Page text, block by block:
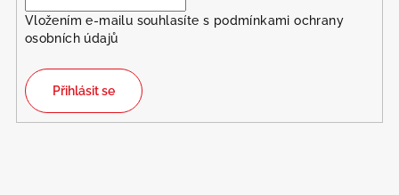
Vložením e-mailu souhlasíte s podmínkami ochrany
osobních údajů
Přihlásit se